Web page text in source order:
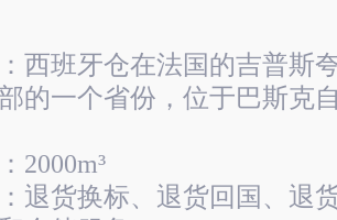
西班牙仓在法国的吉普斯
的一个省份，位于巴斯克
2000m³
退货换标、退货回国、退